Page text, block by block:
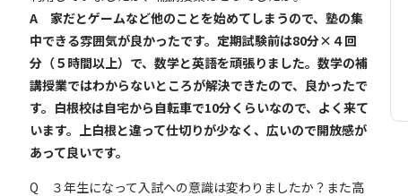
A 家だとゲームなど他のことを始めてしまうので、塾の集
中できる雰囲気が良かったです。定期試験前は80分×４回
分（５時間以上）で、数学と英語を頑張りました。数学の補
講授業ではわからないところが解決できたので、良かったで
す。白根校は自宅から自転車で10分くらいなので、よく来て
います。上白根と違って仕切りが少なく、広いので開放感が
あって良いです。
Q ３年生になって入試への意識は変わりましたか？また高